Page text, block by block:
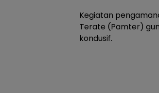
Kegiatan
Terate (Pamter)
kondusif.